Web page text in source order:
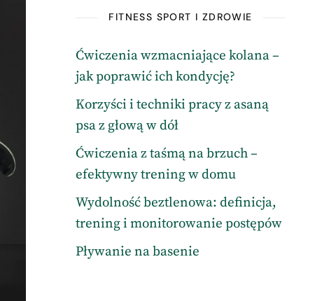
FITNESS SPORT I ZDROWIE
Ćwiczenia wzmacniające kolana –
jak poprawić ich kondycję?
Korzyści i techniki pracy z asaną
psa z głową w dół
Ćwiczenia z taśmą na brzuch –
efektywny trening w domu
Wydolność beztlenowa: definicja,
trening i monitorowanie postępów
Pływanie na basenie